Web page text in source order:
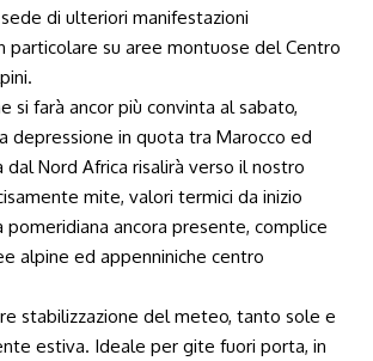
di ulteriori manifestazioni
particolare su aree montuose del Centro
si farà ancor più convinta al sabato,
depressione in quota tra Marocco ed
dal Nord Africa risalirà verso il nostro
mite, valori termici da inizio
ancora presente, complice
alpine ed appenniniche centro
stabilizzazione del meteo, tanto sole e
estiva. Ideale per gite fuori porta, in